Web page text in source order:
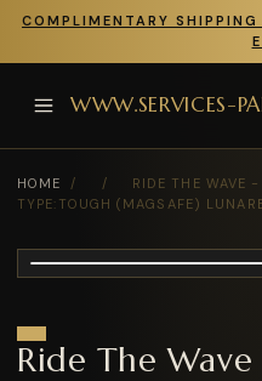
COMPLIMENTARY
WWW.SERVICES-
HOME / /
RIDE THE WAVE
TYPE:TOUGH (MAGSAFE)
Ride The